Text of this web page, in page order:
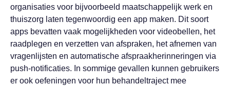
organisaties voor bijvoorbeeld maatschappelijk werk en
thuiszorg laten tegenwoordig een app maken. Dit soort
apps bevatten vaak mogelijkheden voor videobellen, het
raadplegen en verzetten van afspraken, het afnemen van
vragenlijsten en automatische afspraakherinneringen via
push-notificaties. In sommige gevallen kunnen gebruikers
er ook oefeningen voor hun behandeltraject mee